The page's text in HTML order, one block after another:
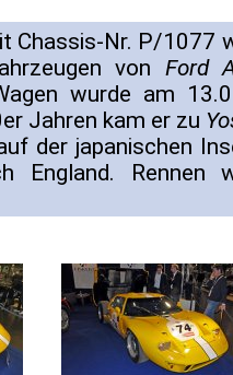
Chassis-Nr. P/1077
von Ford
wurde am
Jahren kam er zu
der japanischen
England. Rennen